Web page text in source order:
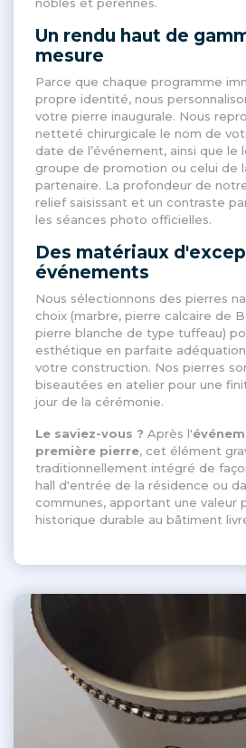
Un rendu haut de
mesure
Parce que chaque programme
propre identité, nous
votre pierre inaugurale. Nous
netteté chirurgicale le nom de
date de l’événement, ainsi que le
groupe de promotion ou celui de
partenaire. La profondeur de
relief saisissant et un contraste
les séances photo officielles.
Des matériaux
événements
Nous sélectionnons des pierres
choix (marbre, pierre calcaire de
pierre blanche de type tuffeau)
esthétique en parfaite
votre construction. Nos pierres
biseautées en atelier pour une
jour de la cérémonie.
Le saviez-vous ? Après l'
première pierre, cet élément
traditionnellement intégré de
hall d'entrée de la résidence ou
communes, apportant une valeur
historique durable au bâtiment